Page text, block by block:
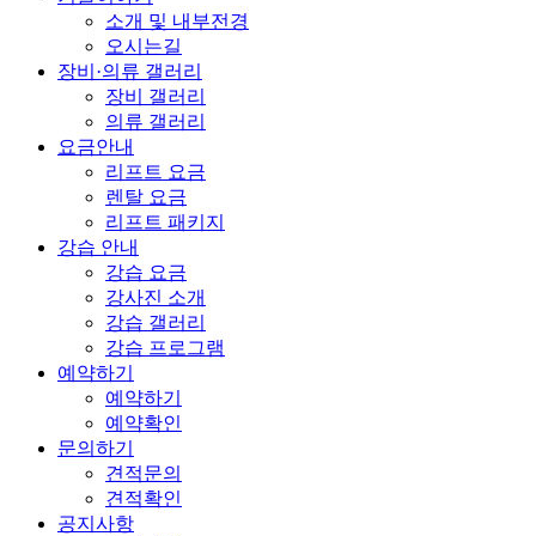
소개 및 내부전경
오시는길
장비·의류 갤러리
장비 갤러리
의류 갤러리
요금안내
리프트 요금
렌탈 요금
리프트 패키지
강습 안내
강습 요금
강사진 소개
강습 갤러리
강습 프로그램
예약하기
예약하기
예약확인
문의하기
견적문의
견적확인
공지사항